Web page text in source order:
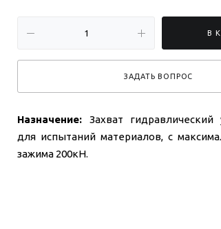
В
ЗАДАТЬ ВОПРОС
Назначение: Захват гидравлический
для испытаний материалов, с
зажима 200кН.